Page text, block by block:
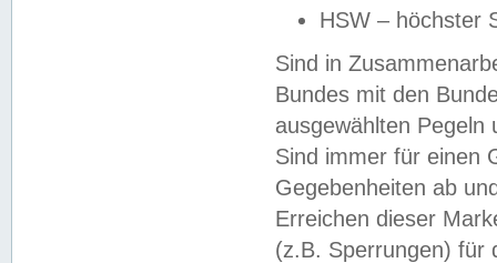
HSW – höchster
Sind in
Bundes mit den
ausgewählten
Sind immer für einen
Gegebenheiten ab
Erreichen dieser
(z.B. Sperrungen) für